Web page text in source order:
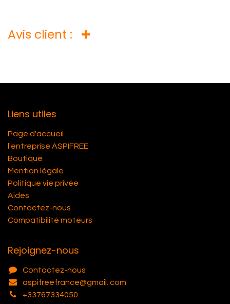
Avis client :
Liens utiles
Page d'accueil
l'entreprise ASPIFREE
Boutique
Mention légale
Politique vie privée
Aides
Contactez-nous
Compatibilité moteurs
Rejoignez-nous
Contactez-nous
aspifreefrance@gmail. com
+33767334050